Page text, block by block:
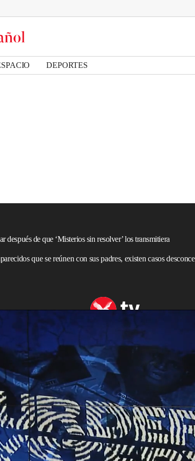
DEPORTES
después de que ‘Misterios sin resolver’ los transmitiera
que se reúnen con sus padres, existen casos
de televisión llamadoMisterios Sin Resolvermarcó un
el mal y llevarlo a la pantalla chica con mucho
Robert Stack, presidió más de 230 episodios, en los
resolver. Desde asesinos capturados hasta niños
e, inclusive, fenómenos sobrenaturales; 260 de esos
– transmitió una nueva temporada de estos hechos,
Farina; pero fue hasta 2020, cuandoNetflixhizo lo
Sin Resolveren su plataforma de contenidos bajo